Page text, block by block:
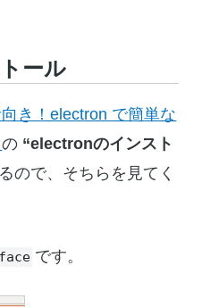
ール
き！electron で簡単な
の “electronのインスト
ので、そちらを見てく
です。